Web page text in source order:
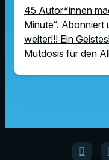
45 Autor*innen
Minute“. Abonniert
weiter!!! Ein
Mutdosis für den